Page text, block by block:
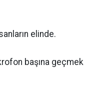
elinde.
başına geçmek